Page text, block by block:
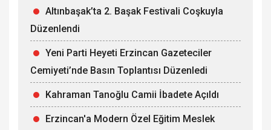
Altınbaşak’ta 2. Başak Festivali Coşkuyla
Düzenlendi
Yeni Parti Heyeti Erzincan Gazeteciler
Cemiyeti’nde Basın Toplantısı Düzenledi
Kahraman Tanoğlu Camii İbadete Açıldı
Erzincan'a Modern Özel Eğitim Meslek